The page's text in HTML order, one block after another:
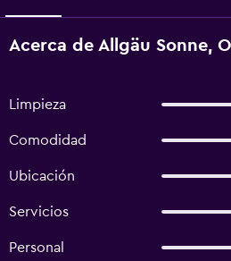
Acerca de Allgäu Sonne,
Limpieza
Comodidad
Ubicación
Servicios
Personal